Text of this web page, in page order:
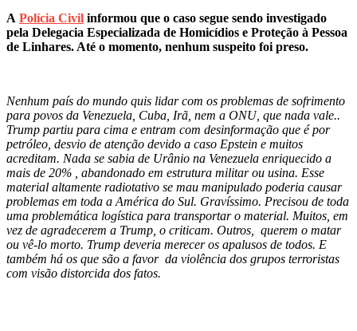
A Polícia Civil informou que o caso segue sendo investigado
pela Delegacia Especializada de Homicídios e Proteção à Pessoa
de Linhares. Até o momento, nenhum suspeito foi preso.
Nenhum país do mundo quis lidar com os problemas de sofrimento
para povos da Venezuela, Cuba, Irã, nem a ONU, que nada vale..
Trump partiu para cima e entram com desinformação que é por
petróleo, desvio de atenção devido a caso Epstein e muitos
acreditam. Nada se sabia de Urânio na Venezuela enriquecido a
mais de 20% , abandonado em estrutura militar ou usina. Esse
material altamente radiotativo se mau manipulado poderia causar
problemas em toda a América do Sul. Gravíssimo. Precisou de toda
uma problemática logística para transportar o material. Muitos, em
vez de agradecerem a Trump, o criticam. Outros, querem o matar
ou vê-lo morto. Trump deveria merecer os apalusos de todos. E
também há os que são a favor da violência dos grupos terroristas
com visão distorcida dos fatos.